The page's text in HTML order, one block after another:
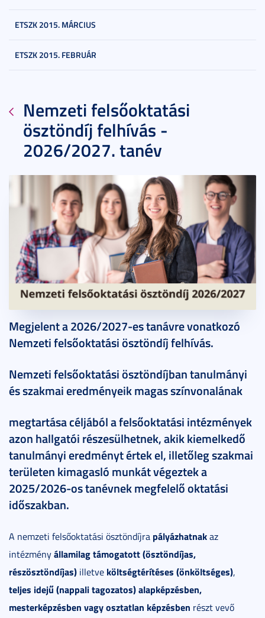
ETSZK 2015. MÁRCIUS
ETSZK 2015. FEBRUÁR
Nemzeti felsőoktatási
ösztöndíj felhívás -
2026/2027. tanév
Megjelent a 2026/2027-es tanávre vonatkozó
Nemzeti felsőoktatási ösztöndíj felhívás.
Nemzeti felsőoktatási ösztöndíjban tanulmányi
és szakmai eredményeik magas színvonalának
megtartása céljából a felsőoktatási intézmények
azon hallgatói részesülhetnek, akik kiemelkedő
tanulmányi eredményt értek el, illetőleg szakmai
területen kimagasló munkát végeztek a
2025/2026-os tanévnek megfelelő oktatási
időszakban.
A nemzeti felsőoktatási ösztöndíjra pályázhatnakaz
intézményállamilag támogatott (ösztöndíjas,
részösztöndíjas) illetve költségtérítéses (önköltséges),
teljes idejű (nappali tagozatos) alapképzésben,
mesterképzésben vagy osztatlan képzésben részt vevő